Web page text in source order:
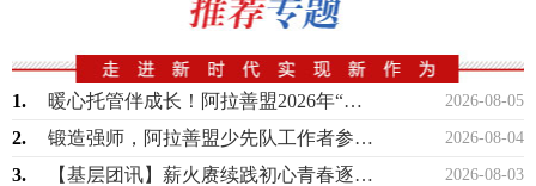
2026-08-05
1. 暖心托管伴成长！阿拉善盟2026年“希望工程伙伴项目”暑期困境儿童托管班正式开班
2026-08-04
2. 锻造强师，阿拉善盟少先队工作者参加自治区第86期培训班
2026-08-03
3. 【基层团讯】薪火赓续践初心青春逐梦启新程——孪井滩生态移民示范区召开西部计划志愿…